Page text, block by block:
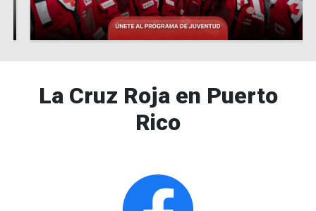
La Cruz Roja en Puerto
Rico